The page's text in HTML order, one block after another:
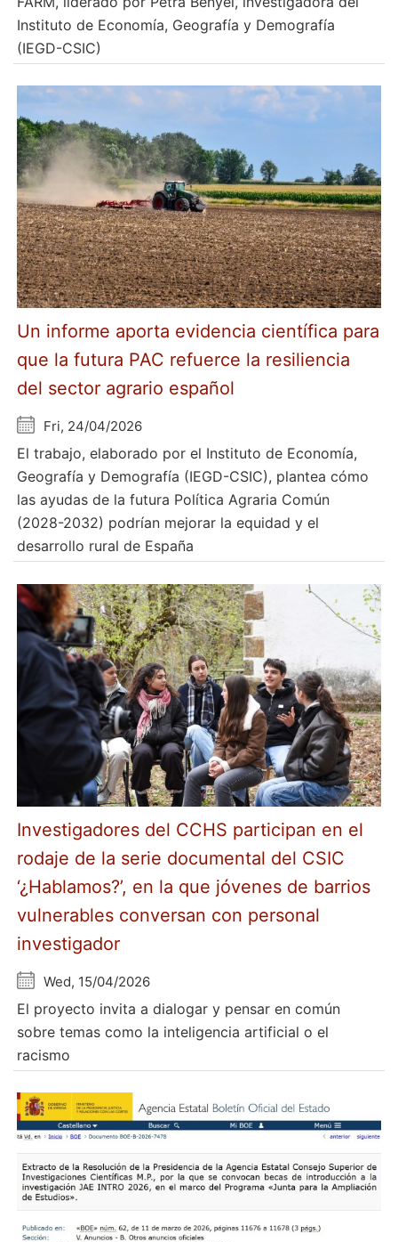
Instituto de Economía, Geografía y Demografía
(IEGD-CSIC)
Un informe aporta evidencia científica para
que la futura PAC refuerce la resiliencia
del sector agrario español
Fri, 24/04/2026
El trabajo, elaborado por el Instituto de Economía,
Geografía y Demografía (IEGD-CSIC), plantea cómo
las ayudas de la futura Política Agraria Común
(2028-2032) podrían mejorar la equidad y el
desarrollo rural de España
Investigadores del CCHS participan en el
rodaje de la serie documental del CSIC
‘¿Hablamos?’, en la que jóvenes de barrios
vulnerables conversan con personal
investigador
Wed, 15/04/2026
El proyecto invita a dialogar y pensar en común
sobre temas como la inteligencia artificial o el
racismo